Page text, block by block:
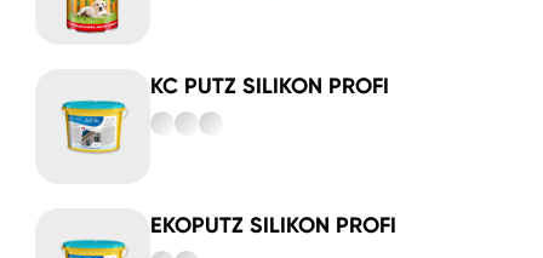
KC PUTZ SILIKON PROFI
EKOPUTZ SILIKON PROFI